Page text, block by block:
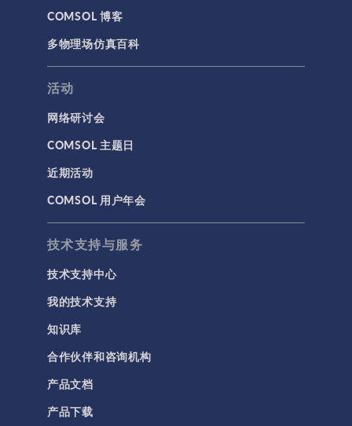
COMSOL 博客
多物理场仿真百科
活动
网络研讨会
COMSOL 主题日
近期活动
COMSOL 用户年会
技术支持与服务
技术支持中心
我的技术支持
知识库
合作伙伴和咨询机构
产品文档
产品下载